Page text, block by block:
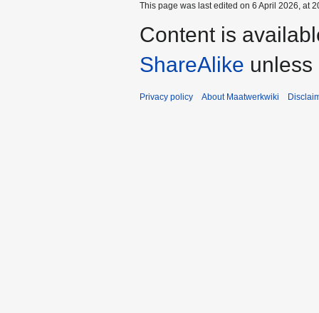
This page was last edited on 6 April 2026, at
Content is
ShareAlike unless
Privacy policy About Maatwerkwiki